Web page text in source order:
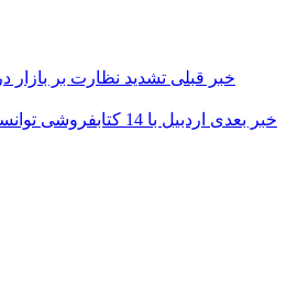
خبر قبلی تشدید نظارت بر بازار
خبر بعدی
اردبیل با 14